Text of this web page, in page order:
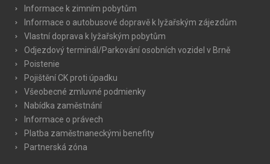
Informace k zimním pobytům
Informace o autobusové dopravě k lyžařským zájezdům
Vlastní doprava k lyžařským pobytům
Odjezdový terminál/Parkování osobních vozidel v Brně
Poistenie
Pojištění CK proti úpadku
Všeobecné zmluvné podmienky
Nabídka zaměstnání
Informace o právech
Platba zaměstnaneckými benefity
Partnerská zóna